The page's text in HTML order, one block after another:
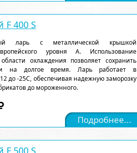
400 S
ларь с металлической крышкой
уровня А. Использование
охлаждения позволяет сохранить
на долгое время. Ларь работает в
до -25С, обеспечивая надежную заморозку
до мороженного.
Подробнее...
500 S